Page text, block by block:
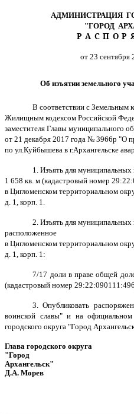
АДМИНИСТРАЦИЯ
"ГОРОД
от 23 сентября
Об изъятии земельного
В соответствии с Земельным
Жилищным кодексом Российской
заместителя Главы муниципального
от 21 декабря 2017 года № 3966р "О
по ул.Куйбышева в г.Архангельске
1. Изъять для
1 658 кв. м (кадастровый номер
в Цигломенском территориальном
д. 1, корп. 1.
2. Изъять для
расположенное
в Цигломенском территориальном
д. 1, корп. 1:
7/17 доли в праве общей
(кадастровый номер
3. Опубликовать
воинской славы" и на
городского округа "Город
Глава городского округа
"Город
Архангельск"
Д.А. Морев